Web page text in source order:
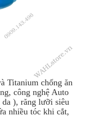
Titanium chống ăn
công nghệ Auto
), răng lưỡi siêu
nhiều tóc khi cắt,